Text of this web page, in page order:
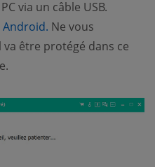
via un câble USB.
Android. (opens new
Ne vous
être protégé dans ce